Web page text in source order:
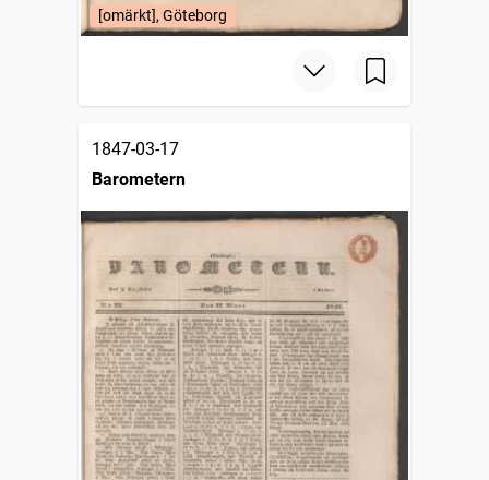
[omärkt], Göteborg
1847-03-17
Barometern